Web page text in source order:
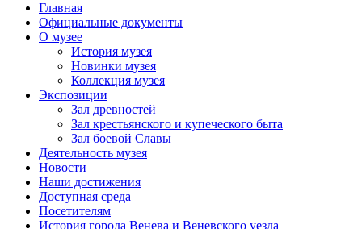
Главная
Официальные документы
О музее
История музея
Новинки музея
Коллекция музея
Экспозиции
Зал древностей
Зал крестьянского и купеческого быта
Зал боевой Славы
Деятельность музея
Новости
Наши достижения
Доступная среда
Посетителям
История города Венева и Веневского уезда